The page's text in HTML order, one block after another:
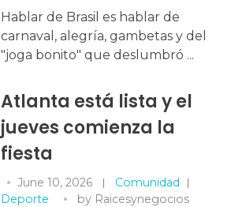
Hablar de Brasil es hablar de
carnaval, alegría, gambetas y del
"joga bonito" que deslumbró ...
Atlanta está lista y el
jueves comienza la
fiesta
June 10, 2026
Comunidad
Deporte
by Raicesynegocios